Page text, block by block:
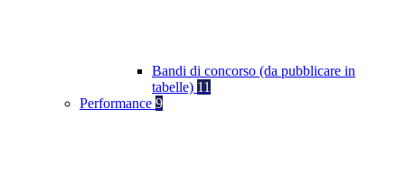
Bandi di concorso (da pubblicare in
tabelle) 11
Performance 9